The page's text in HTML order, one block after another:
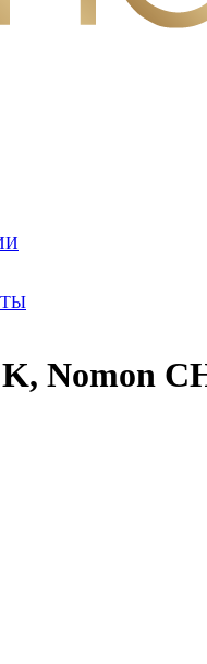
Nomon